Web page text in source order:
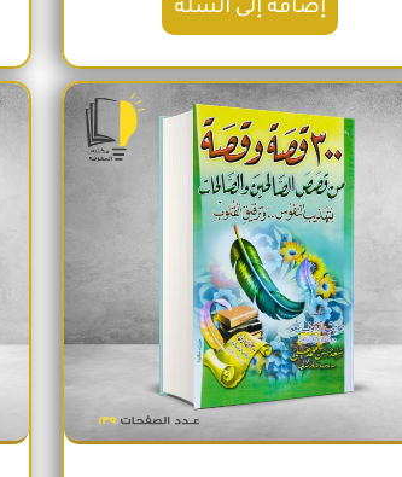
إضافة إلى السلة
السعر الأصلي هو: 200EGP.
السعر الحالي هو: 180EGP.